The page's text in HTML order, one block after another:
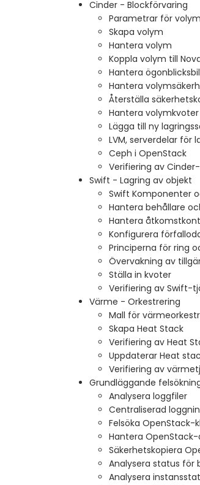
Cinder - Blockförvaring
Parametrar för volym
Skapa volym
Hantera volym
Koppla volym till
Hantera
Hantera
Återställa
Hantera volymkvoter
Lägga till ny
LVM, serverdelar för
Ceph i OpenStack
Verifiering av
Swift - Lagring av objekt
Swift Komponenter
Hantera behållare
Hantera
Konfigurera
Principerna för ring
Övervakning av
Ställa in kvoter
Verifiering av Swift-
Värme - Orkestrering
Mall för
Skapa Heat Stack
Verifiering av Heat
Uppdaterar Heat
Verifiering av
Grundläggande
Analysera loggfiler
Centraliserad
Felsöka OpenStack-
Hantera
Säkerhetskopiera
Analysera status för
Analysera